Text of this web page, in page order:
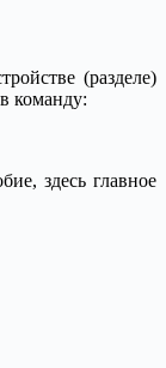
(разделе)
команду:
здесь главное